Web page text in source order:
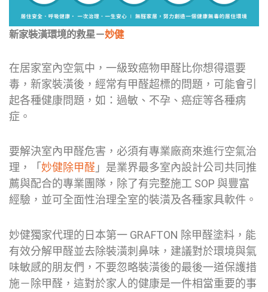
新家裝潢環境的救星－妙健
在居家室內空氣中，一級致癌物甲醛比你想得還要
毒，新家裝潢後，經常有甲醛超標的問題，可能會引
起各種健康問題，如：過敏、不孕、癌症等各種病
症。
要解決室內甲醛危害，必須有專業廠商來進行空氣治
理，「 妙健除甲醛 」是業界最多室內設計公司共同推
薦與配合的專業團隊，除了有完整施工 SOP 與豐富
經驗，並可全面性治理全室的裝潢及各種家具軟件。
妙健獨家代理的日本第一 GRAFTON 除甲醛塗料，能
有效分解甲醛並去除裝潢刺鼻味，建議對於環境與氣
味敏感的朋友們，不要忽略裝潢後的最後一道保護措
施－除甲醛，這對於家人的健康是一件相當重要的事